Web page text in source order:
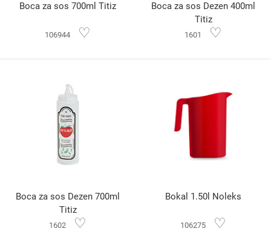
Boca za sos 700ml Titiz
106944 ♡
Boca za sos Dezen 400ml
Titiz
1601 ♡
Boca za sos Dezen 700ml
Titiz
1602 ♡
Bokal 1.50l Noleks
106275 ♡